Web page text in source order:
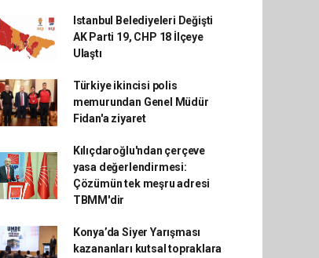
Istanbul Belediyeleri Değişti
AK Parti 19, CHP 18 İlçeye
Ulaştı
Türkiye ikincisi polis
memurundan Genel Müdür
Fidan'a ziyaret
Kılıçdaroğlu'ndan çerçeve
yasa değerlendirmesi:
Çözümün tek meşru adresi
TBMM'dir
Konya’da Siyer Yarışması
kazananları kutsal topraklara